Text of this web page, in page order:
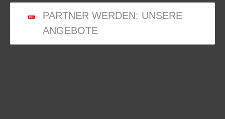
PARTNER WERDEN: UNSERE
ANGEBOTE